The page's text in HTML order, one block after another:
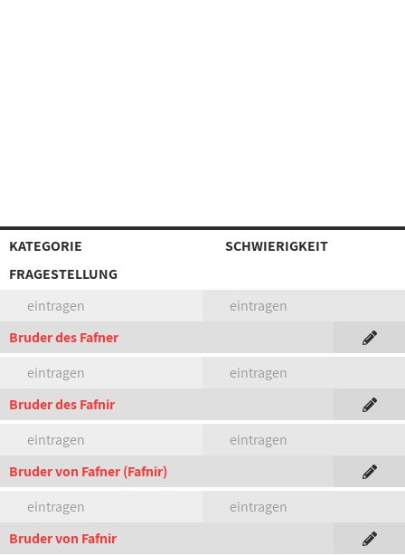
KATEGORIE
SCHWIERIGKEIT
FRAGESTELLUNG
eintragen
eintragen
Bruder des Fafner
eintragen
eintragen
Bruder des Fafnir
eintragen
eintragen
Bruder von Fafner (Fafnir)
eintragen
eintragen
Bruder von Fafnir